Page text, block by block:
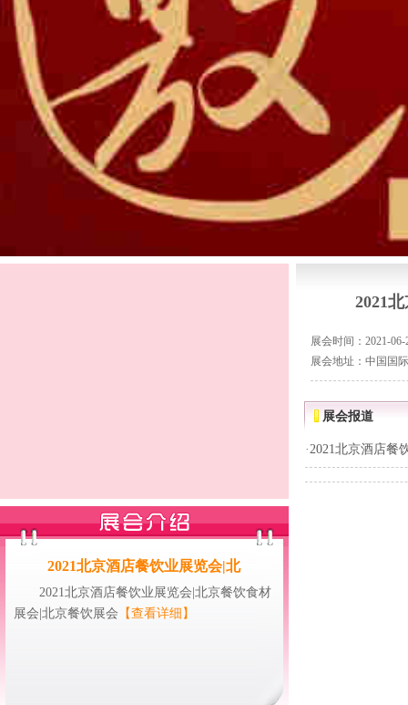
2021北京酒店餐饮业展览会|北
2021北京酒店餐饮业展览会|北京餐饮食材
展会|北京餐饮展会 【查看详细】
2021
展会时间：2021-06-
展会地址：中国国
展会报道
· 2021北京酒店餐